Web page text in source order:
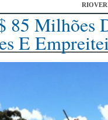
85 Milhões
E